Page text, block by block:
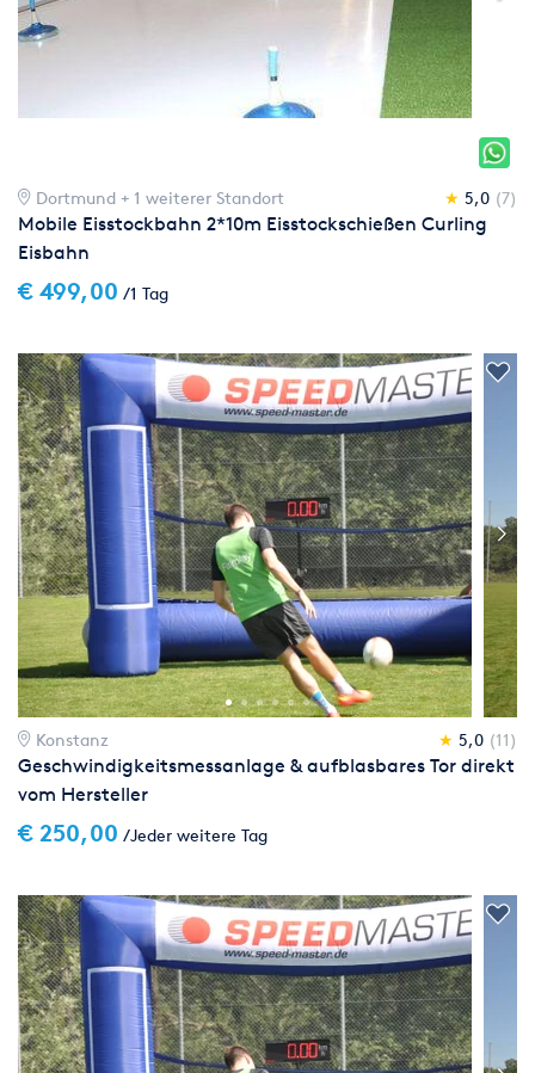
Dortmund + 1 weiterer Standort ★ 5,0 (7)
Mobile Eisstockbahn 2*10m Eisstockschießen Curling
Eisbahn
€ 499,00 /1 Tag
Konstanz ★ 5,0 (11)
Geschwindigkeitsmessanlage & aufblasbares Tor direkt
vom Hersteller
€ 250,00 /Jeder weitere Tag